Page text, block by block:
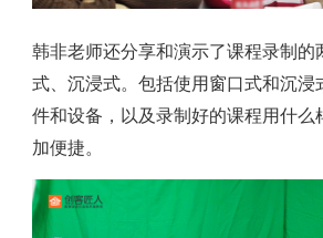
韩非老师还分享和演示了课程录制的
式、沉浸式。包括使用窗口式和沉浸
件和设备，以及录制好的课程用什么
加便捷。